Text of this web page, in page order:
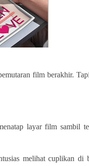
film berakhir.
layar film sambil
melihat cuplikan di